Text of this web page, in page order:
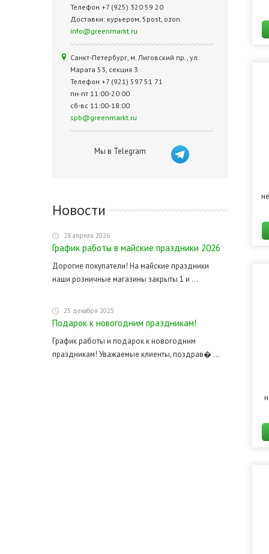
Телефон +7 (925) 320 59 20
Доставки: курьером, 5post, ozon.
info@greenmarkt.ru
Санкт-Петербург, м. Лиговский пр., ул.
Марата 53, секция 3
Телефон +7 (921) 597 51 71
пн-пт 11:00-20:00
сб-вс 11:00-18:00
spb@greenmarkt.ru
Мы в Telegram
Новости
28 апреля 2026
График работы в майские праздники 2026
Дорогие покупатели! На майские праздники
наши розничные магазины закрыты 1 и ...
25 декабря 2025
Подарок к новогодним праздникам!
График работы и подарок к новогодним
праздникам! Уважаемые клиенты, поздрав� ...